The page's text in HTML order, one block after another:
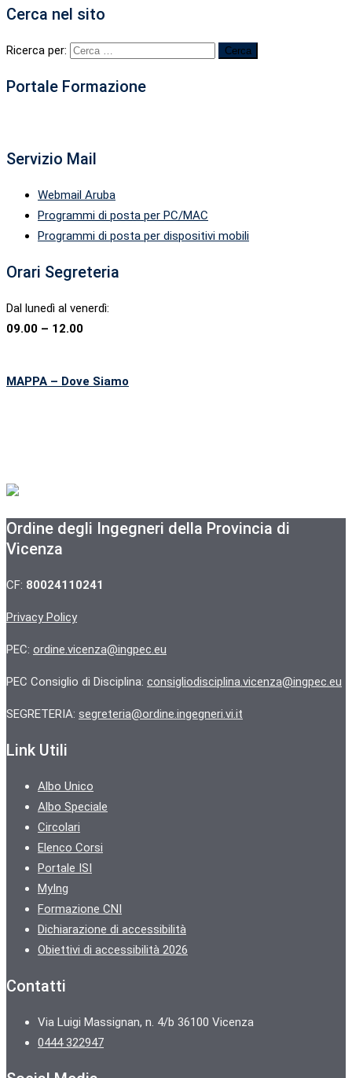
Cerca nel sito
Ricerca per:
Portale Formazione
Servizio Mail
Webmail Aruba
Programmi di posta per PC/MAC
Programmi di posta per dispositivi mobili
Orari Segreteria
Dal lunedì al venerdì:
09.00 – 12.00
MAPPA – Dove Siamo
Ordine degli Ingegneri della Provincia di
Vicenza
CF: 80024110241
Privacy Policy
PEC: ordine.vicenza@ingpec.eu
PEC Consiglio di Disciplina: consigliodisciplina.vicenza@ingpec.eu
SEGRETERIA: segreteria@ordine.ingegneri.vi.it
Link Utili
Albo Unico
Albo Speciale
Circolari
Elenco Corsi
Portale ISI
MyIng
Formazione CNI
Dichiarazione di accessibilità
Obiettivi di accessibilità 2026
Contatti
Via Luigi Massignan, n. 4/b 36100 Vicenza
0444 322947